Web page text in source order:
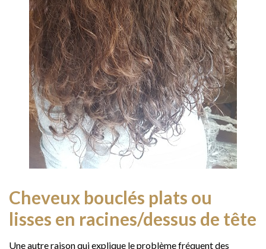
Cheveux bouclés plats ou
lisses en racines/dessus de tête
Une autre raison qui explique le problème fréquent des